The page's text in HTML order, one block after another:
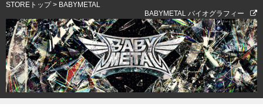
STOREトップ> BABYMETAL
BABYMETAL バイオグラフィー